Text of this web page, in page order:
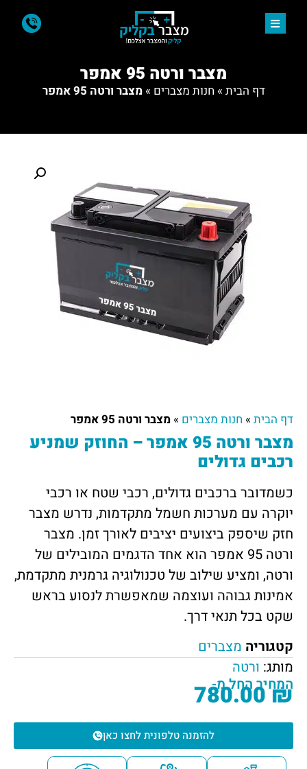
מצבר ורטה 95 אמפר
דף הבית » חנות מצברים »מצבר ורטה 95 אמפר
דף הבית » חנות מצברים » מצבר ורטה 95 אמפר
מצבר ורטה 95 אמפר – החוזק שמניע
רכבים גדולים
כשמדובר ברכבים גדולים, רכבי שטח או רכבי
יוקרה עם מערכות חשמל מתקדמות, נדרש מצבר
חזק שיספק ביצועים יציבים לאורך זמן. מצבר
ורטה 95 אמפר הוא אחד הדגמים המובילים של
ורטה, ומציע שילוב של טכנולוגיה גרמנית מתקדמת,
אמינות גבוהה ועוצמה שמאפשרת לנסוע בראש
שקט בכל תנאי דרך.
קטגוריה מצברים
מותג: ורטה
המחיר החל מ-
780.00₪
להזמנה טלפונית לחצו כאן